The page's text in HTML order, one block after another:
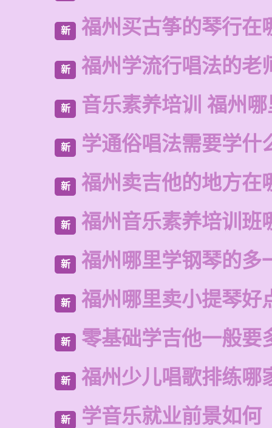
新 福州买古筝的琴行在
新 福州学流行唱法的老
新 音乐素养培训 福州
新 学通俗唱法需要学什
新 福州卖吉他的地方在
新 福州音乐素养培训班
新 福州哪里学钢琴的多
新 福州哪里卖小提琴好
新 零基础学吉他一般要
新 福州少儿唱歌排练哪
新 学音乐就业前景如何